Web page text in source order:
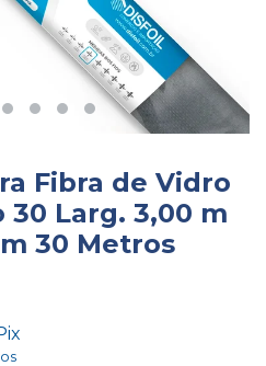
Fibra de Vidro
30 Larg. 3,00 m
30 Metros